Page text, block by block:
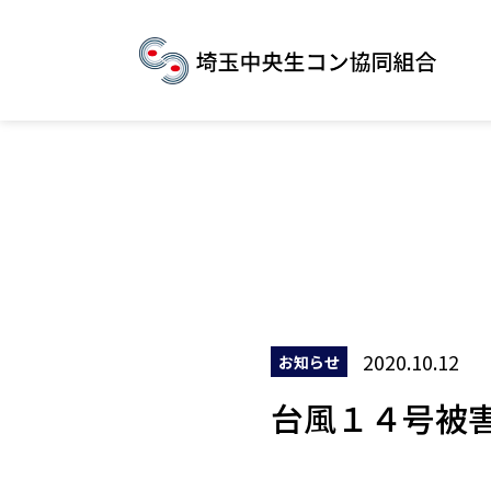
お知らせ 2020.10.12
台風１４号被